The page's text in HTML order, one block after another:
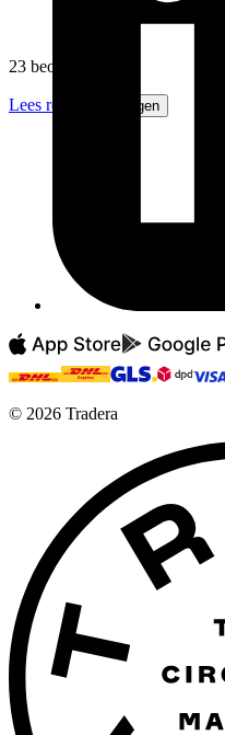
23 beoordelingen
Lees recensies Volgen
© 2026 Tradera